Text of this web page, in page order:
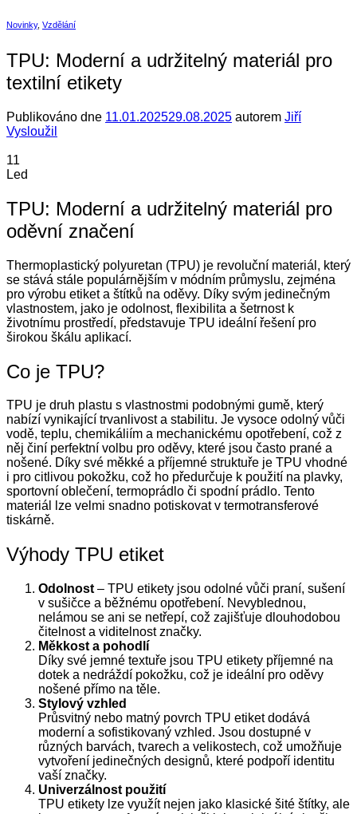
Novinky, Vzdělání
TPU: Moderní a udržitelný materiál pro
textilní etikety
Publikováno dne 11.01.202529.08.2025 autorem Jiří
Vysloužil
11
Led
TPU: Moderní a udržitelný materiál pro
oděvní značení
Thermoplastický polyuretan (TPU) je revoluční materiál, který
se stává stále populárnějším v módním průmyslu, zejména
pro výrobu etiket a štítků na oděvy. Díky svým jedinečným
vlastnostem, jako je odolnost, flexibilita a šetrnost k
životnímu prostředí, představuje TPU ideální řešení pro
širokou škálu aplikací.
Co je TPU?
TPU je druh plastu s vlastnostmi podobnými gumě, který
nabízí vynikající trvanlivost a stabilitu. Je vysoce odolný vůči
vodě, teplu, chemikáliím a mechanickému opotřebení, což z
něj činí perfektní volbu pro oděvy, které jsou často prané a
nošené. Díky své měkké a příjemné struktuře je TPU vhodné
i pro citlivou pokožku, což ho předurčuje k použití na plavky,
sportovní oblečení, termoprádlo či spodní prádlo. Tento
materiál lze velmi snadno potiskovat v termotransferové
tiskárně.
Výhody TPU etiket
Odolnost – TPU etikety jsou odolné vůči praní, sušení
v sušičce a běžnému opotřebení. Nevyblednou,
nelámou se ani se netřepí, což zajišťuje dlouhodobou
čitelnost a viditelnost značky.
Měkkost a pohodlí
Díky své jemné textuře jsou TPU etikety příjemné na
dotek a nedráždí pokožku, což je ideální pro oděvy
nošené přímo na těle.
Stylový vzhled
Průsvitný nebo matný povrch TPU etiket dodává
moderní a sofistikovaný vzhled. Jsou dostupné v
různých barvách, tvarech a velikostech, což umožňuje
vytvoření jedinečných designů, které podpoří identitu
vaší značky.
Univerzálnost použití
TPU etikety lze využít nejen jako klasické šité štítky, ale